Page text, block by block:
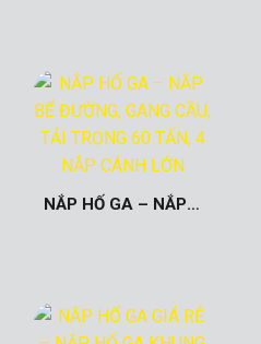
NẮP HỐ GA – NẮP BỂ ĐƯỜNG, GANG CẦU, TẢI TRỌNG 60 TẤN, 4 NẮP CÁNH LỚN